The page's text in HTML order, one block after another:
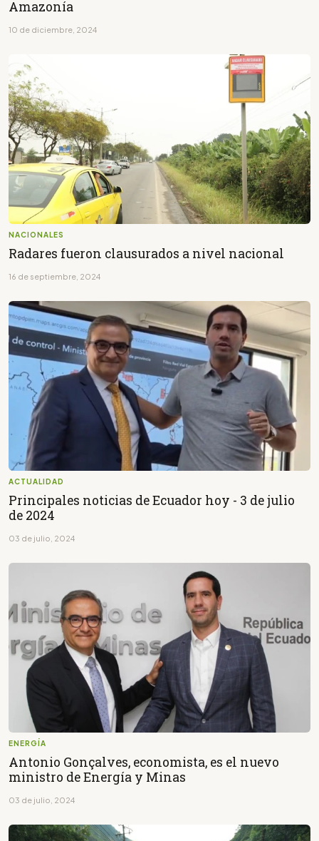
Amazonía
10 de diciembre, 2024
NACIONALES
Radares fueron clausurados a nivel nacional
16 de septiembre, 2024
ACTUALIDAD
Principales noticias de Ecuador hoy - 3 de julio
de 2024
03 de julio, 2024
ENERGÍA
Antonio Gonçalves, economista, es el nuevo
ministro de Energía y Minas
03 de julio, 2024